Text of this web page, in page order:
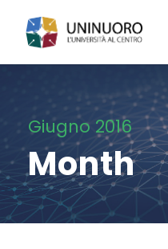
Giugno 2016
Month